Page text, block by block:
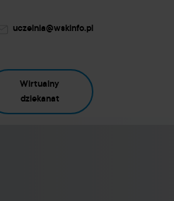
uczelnia@wskinfo.pl
Wirtualny
dziekanat